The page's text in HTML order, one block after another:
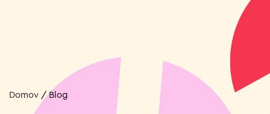
Domov /Blog